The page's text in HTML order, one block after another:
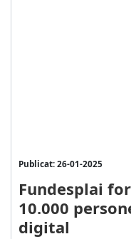
Publicat: 26-01-2025
Fundesplai
10.000
digital